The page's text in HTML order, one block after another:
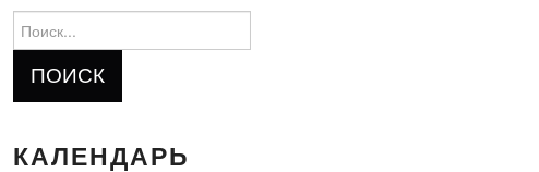
КАЛЕНДАРЬ